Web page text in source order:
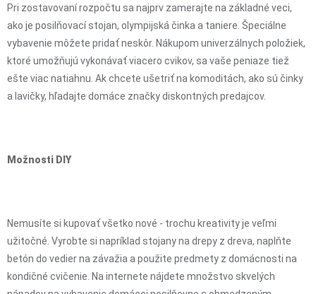
Pri zostavovaní rozpočtu sa najprv zamerajte na základné veci,
ako je posilňovací stojan, olympijská činka a taniere. Špeciálne
vybavenie môžete pridať neskôr. Nákupom univerzálnych položiek,
ktoré umožňujú vykonávať viacero cvikov, sa vaše peniaze tiež
ešte viac natiahnu. Ak chcete ušetriť na komoditách, ako sú činky
a lavičky, hľadajte domáce značky diskontných predajcov.
Možnosti DIY
Nemusíte si kupovať všetko nové - trochu kreativity je veľmi
užitočné. Vyrobte si napríklad stojany na drepy z dreva, naplňte
betón do vedier na závažia a použite predmety z domácnosti na
kondičné cvičenie. Na internete nájdete množstvo skvelých